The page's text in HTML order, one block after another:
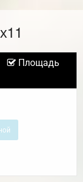
Площадь